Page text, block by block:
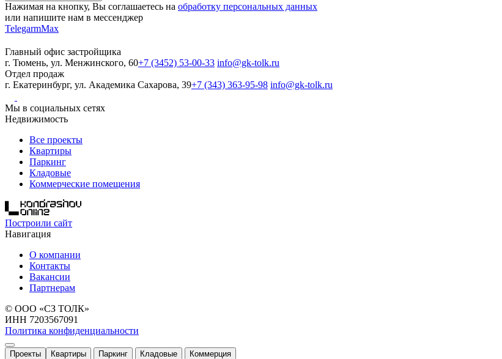
Нажимая на кнопку, Вы соглашаетесь на обработку персональных данных
или напишите нам в мессенджер
TelegarmMax
Главный офис застройщика
г. Тюмень, ул. Менжинского, 60+7 (3452) 53-00-33 info@gk-tolk.ru
Отдел продаж
г. Екатеринбург, ул. Академика Сахарова, 39+7 (343) 363-95-98 info@gk-tolk.ru
Мы в социальных сетях
Недвижимость
Все проекты
Квартиры
Паркинг
Кладовые
Коммерческие помещения
Построили сайт
Навигация
О компании
Контакты
Вакансии
Партнерам
© ООО «СЗ ТОЛК»
ИНН 7203567091
Политика конфиденциальности
Проекты Квартиры Паркинг Кладовые Коммерция